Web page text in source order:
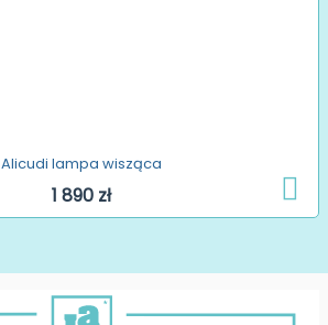
Alicudi lampa wisząca
1 890 zł